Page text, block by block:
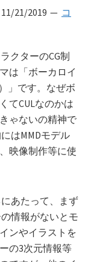
11/21/2019
コ
クターのCG制
は「ボーカロイ
」です。なぜボ
てCULなのかは
ゃないの精神で
はMMDモデル
映像制作等に使
あたって、まず
情報がないとモ
ンやイラストを
の3次元情報等